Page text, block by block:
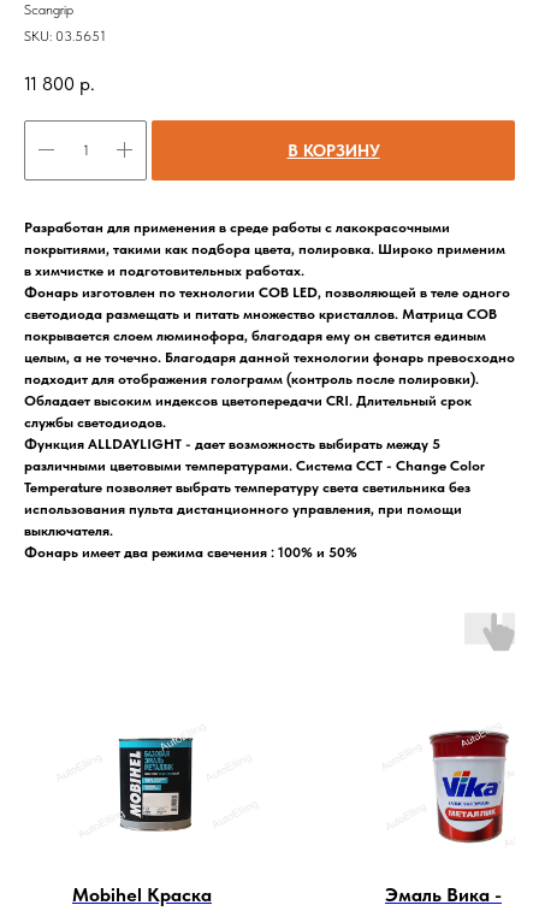
Scangrip
SKU: 03.5651
11 800 р.
В КОРЗИНУ
Разработан для применения в среде работы с лакокрасочными
покрытиями, такими как подбора цвета, полировка. Широко применим
в химчистке и подготовительных работах.
Фонарь изготовлен по технологии COB LED, позволяющей в теле одного
светодиода размещать и питать множество кристаллов. Матрица COB
покрывается слоем люминофора, благодаря ему он светится единым
целым, а не точечно. Благодаря данной технологии фонарь превосходно
подходит для отображения голограмм (контроль после полировки).
Обладает высоким индексов цветопередачи CRI. Длительный срок
службы светодиодов.
Функция ALLDAYLIGHT - дает возможность выбирать между 5
различными цветовыми температурами. Cистема CCT - Change Color
Temperature позволяет выбрать температуру света светильника без
использования пульта дистанционного управления, при помощи
выключателя.
Фонарь имеет два режима свечения : 100% и 50%
Mobihel Краска
Эмаль Вика -